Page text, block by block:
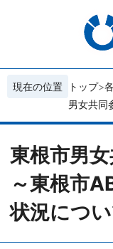
現在の位置 トップ
男女共同
東根市男
～東根市
状況につ